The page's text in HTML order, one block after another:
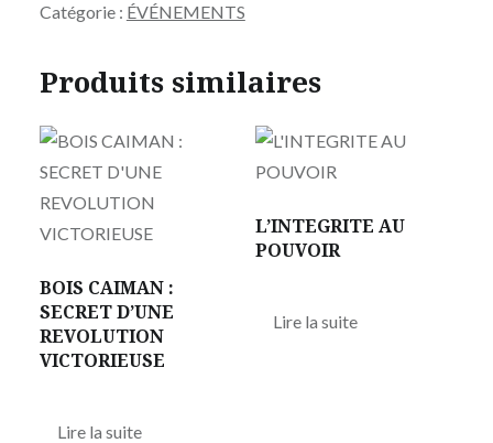
Catégorie : ÉVÉNEMENTS
Produits similaires
BOIS CAIMAN :
SECRET D’UNE
REVOLUTION
VICTORIEUSE
Lire la suite
L’INTEGRITE AU
POUVOIR
Lire la suite